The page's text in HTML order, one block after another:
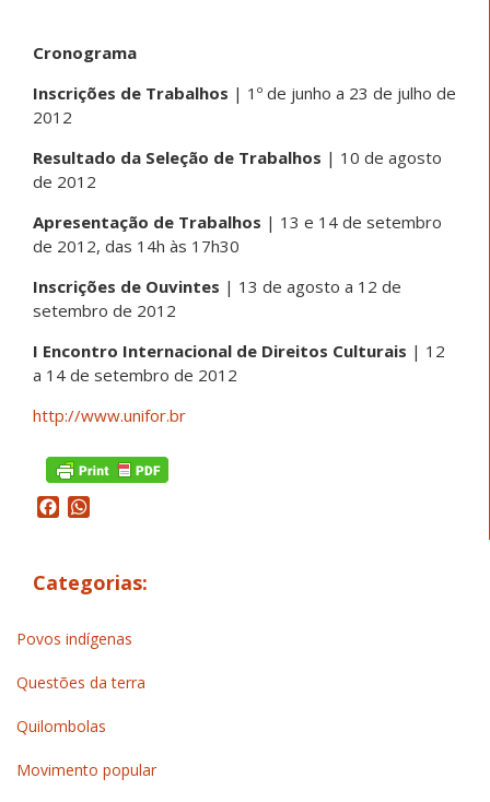
Cronograma
Inscrições de Trabalhos | 1º de junho a 23 de julho de
2012
Resultado da Seleção de Trabalhos | 10 de agosto
de 2012
Apresentação de Trabalhos | 13 e 14 de setembro
de 2012, das 14h às 17h30
Inscrições de Ouvintes | 13 de agosto a 12 de
setembro de 2012
I Encontro Internacional de Direitos Culturais | 12
a 14 de setembro de 2012
http://www.unifor.br
Facebook
Categorias:
Povos indígenas
Questões da terra
Quilombolas
Movimento popular